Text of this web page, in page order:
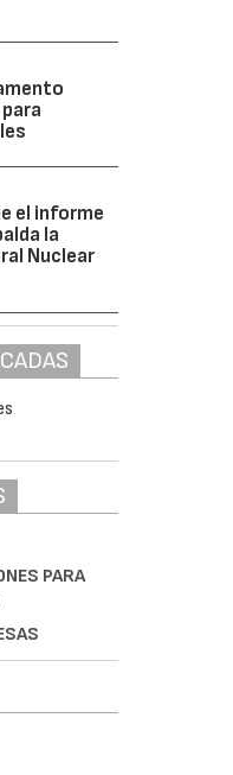
el informe
la
Nuclear
PARA